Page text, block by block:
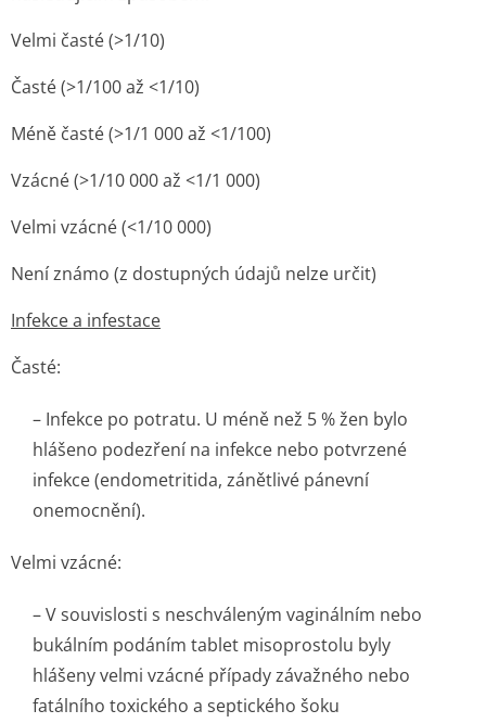
Velmi časté (>1/10)
Časté (>1/100 až <1/10)
Méně časté (>1/1 000 až <1/100)
Vzácné (>1/10 000 až <1/1 000)
Velmi vzácné (<1/10 000)
Není známo (z dostupných údajů nelze určit)
Infekce a infestace
Časté:
– Infekce po potratu. U méně než 5 % žen bylo
hlášeno podezření na infekce nebo potvrzené
infekce (endometritida, zánětlivé pánevní
onemocnění).
Velmi vzácné:
– V souvislosti s neschváleným vaginálním nebo
bukálním podáním tablet misoprostolu byly
hlášeny velmi vzácné případy závažného nebo
fatálního toxického a septického šoku